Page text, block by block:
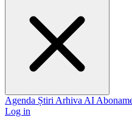
Agenda Știri Arhiva AI
Log in